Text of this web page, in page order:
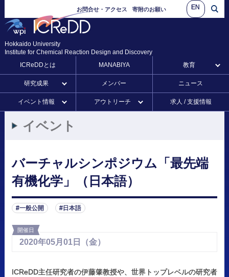
お問合せ・アクセス 寄附のお願い EN
Hokkaido University
Institute for Chemical Reaction Design and Discovery
ICReDDとは
MANABIYA 教育
研究成果 メンバー ニュース
イベント情報 アウトリーチ 求人 / 支援情報
イベント
バーチャルシンポジウム 「最先端
有機化学」
（日本語）
一般公開 日本語
開催日
2020年05月 01日 （金）
ICReDD主任研究者の伊藤肇教授や、世界トップレベルの研究者